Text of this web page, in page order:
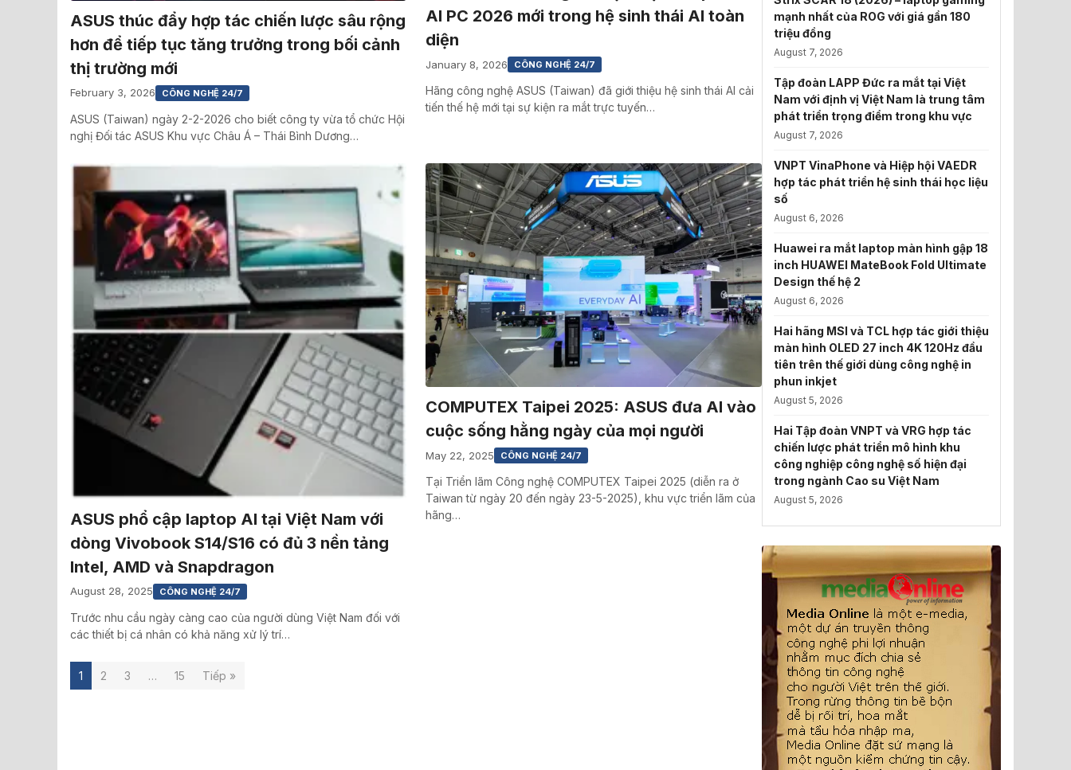
ASUS thúc đẩy hợp tác chiến lược sâu rộng
hơn để tiếp tục tăng trưởng trong bối cảnh
thị trường mới
February 3, 2026 CÔNG NGHỆ 24/7
ASUS (Taiwan) ngày 2-2-2026 cho biết công ty vừa tổ chức Hội
nghị Đối tác ASUS Khu vực Châu Á – Thái Bình Dương…
AI PC 2026 mới trong hệ sinh thái AI toàn
diện
January 8, 2026 CÔNG NGHỆ 24/7
Hãng công nghệ ASUS (Taiwan) đã giới thiệu hệ sinh thái AI cải
tiến thế hệ mới tại sự kiện ra mắt trực tuyến…
ASUS phổ cập laptop AI tại Việt Nam với
dòng Vivobook S14/S16 có đủ 3 nền tảng
Intel, AMD và Snapdragon
August 28, 2025 CÔNG NGHỆ 24/7
Trước nhu cầu ngày càng cao của người dùng Việt Nam đối với
các thiết bị cá nhân có khả năng xử lý trí…
COMPUTEX Taipei 2025: ASUS đưa AI vào
cuộc sống hằng ngày của mọi người
May 22, 2025 CÔNG NGHỆ 24/7
Tại Triển lãm Công nghệ COMPUTEX Taipei 2025 (diễn ra ở
Taiwan từ ngày 20 đến ngày 23-5-2025), khu vực triển lãm của
hãng…
1 2 3 … 15 Tiếp »
mạnh nhất của ROG với giá gần 180
triệu đồng
August 7, 2026
Tập đoàn LAPP Đức ra mắt tại Việt
Nam với định vị Việt Nam là trung tâm
phát triển trọng điểm trong khu vực
August 7, 2026
VNPT VinaPhone và Hiệp hội VAEDR
hợp tác phát triển hệ sinh thái học liệu
số
August 6, 2026
Huawei ra mắt laptop màn hình gập 18
inch HUAWEI MateBook Fold Ultimate
Design thế hệ 2
August 6, 2026
Hai hãng MSI và TCL hợp tác giới thiệu
màn hình OLED 27 inch 4K 120Hz đầu
tiên trên thế giới dùng công nghệ in
phun inkjet
August 5, 2026
Hai Tập đoàn VNPT và VRG hợp tác
chiến lược phát triển mô hình khu
công nghiệp công nghệ số hiện đại
trong ngành Cao su Việt Nam
August 5, 2026